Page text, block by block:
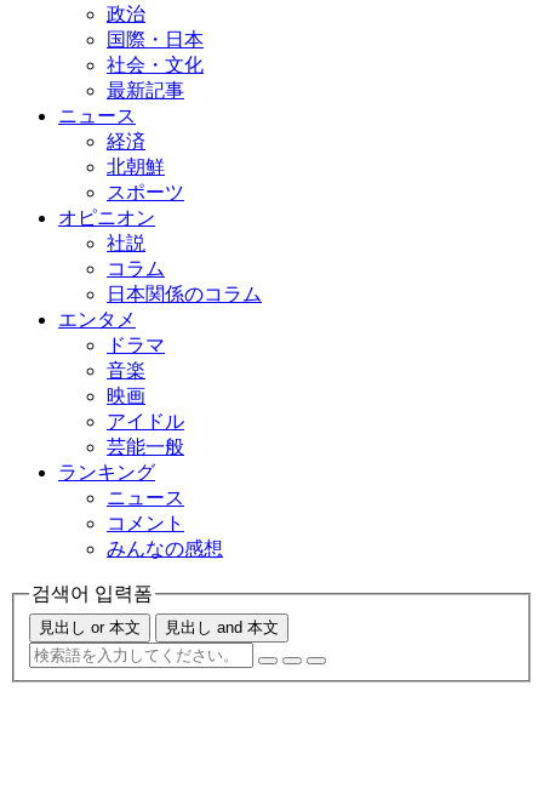
政治
国際・日本
社会・文化
最新記事
ニュース
経済
北朝鮮
スポーツ
オピニオン
社説
コラム
日本関係のコラム
エンタメ
ドラマ
音楽
映画
アイドル
芸能一般
ランキング
ニュース
コメント
みんなの感想
검색어 입력폼
見出し or 本文 見出し and 本文